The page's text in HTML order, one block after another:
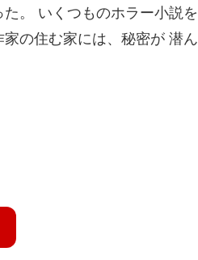
。 いくつものホラー小説を
の住む家には、秘密が 潜ん